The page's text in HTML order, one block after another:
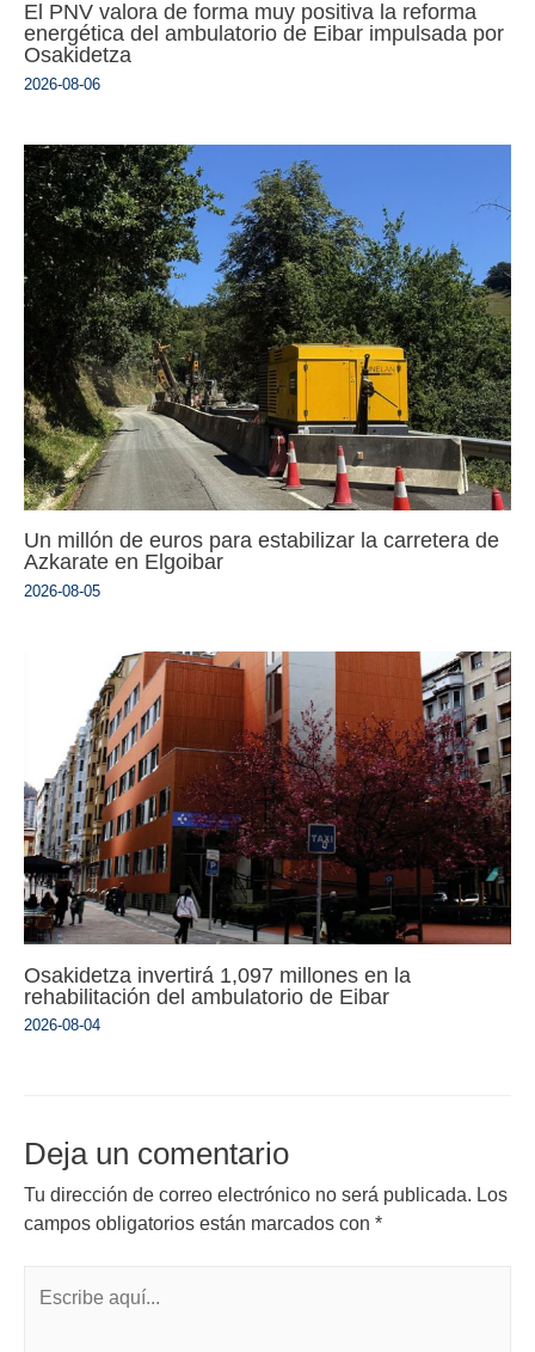
El PNV valora de forma muy positiva la reforma
energética del ambulatorio de Eibar impulsada por
Osakidetza
2026-08-06
Un millón de euros para estabilizar la carretera de
Azkarate en Elgoibar
2026-08-05
Osakidetza invertirá 1,097 millones en la
rehabilitación del ambulatorio de Eibar
2026-08-04
Deja un comentario
Tu dirección de correo electrónico no será publicada. Los
campos obligatorios están marcados con *